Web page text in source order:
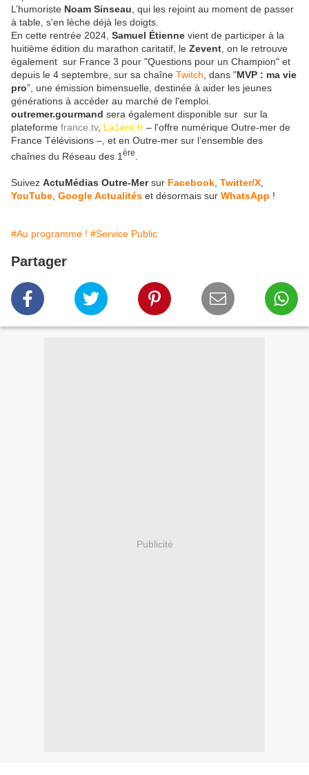
L’humoriste Noam Sinseau , qui les rejoint au moment de passer
à table, s'en lèche déjà les doigts.
En cette rentrée 2024, Samuel Étienne vient de participer à la
huitième édition du marathon caritatif, le Zevent , on le retrouve
également sur France 3 pour "Questions pour un Champion" et
depuis le 4 septembre, sur sa chaîne Twitch , dans "MVP : ma vie
pro”, une émission bimensuelle, destinée à aider les jeunes
générations à accéder au marché de l'emploi.
outremer.gourmand sera également disponible sur sur la
plateforme france.tv, La1ere.fr – l'offre numérique Outre-mer de
France Télévisions –, et en Outre-mer sur l’ensemble des
chaînes du Réseau des 1 ère
Suivez ActuMédias Outre-Mersur Facebook Twitter/X
YouTube Google Actualités et désormais sur WhatsApp !
#Au programme ! #Service Public
Partager
Publicité